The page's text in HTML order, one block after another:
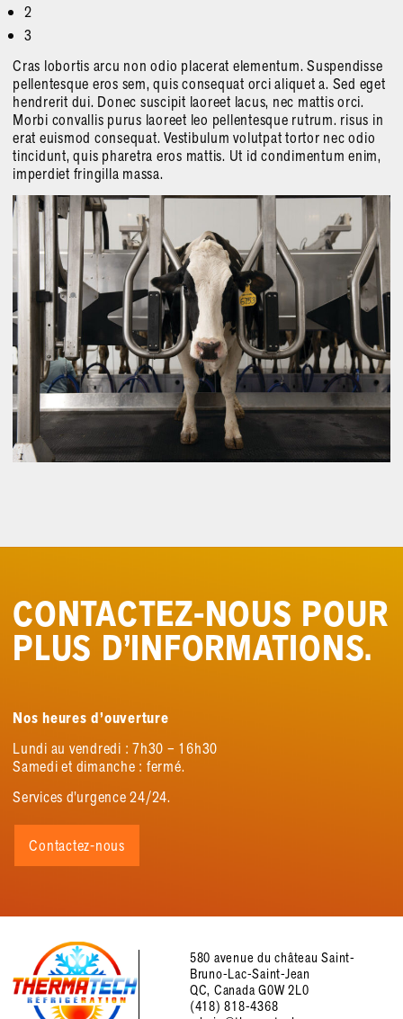
2
3
Cras lobortis arcu non odio placerat elementum. Suspendisse
pellentesque eros sem, quis consequat orci aliquet a. Sed eget
hendrerit dui. Donec suscipit laoreet lacus, nec mattis orci.
Morbi convallis purus laoreet leo pellentesque rutrum. risus in
erat euismod consequat. Vestibulum volutpat tortor nec odio
tincidunt, quis pharetra eros mattis. Ut id condimentum enim,
imperdiet fringilla massa.
CONTACTEZ-NOUS POUR
PLUS D’INFORMATIONS.
Nos heures d’ouverture
Lundi au vendredi : 7h30 – 16h30
Samedi et dimanche : fermé.
Services d’urgence 24/24.
Contactez-nous
580 avenue du château Saint-
Bruno-Lac-Saint-Jean
QC, Canada G0W 2L0
(418) 818-4368